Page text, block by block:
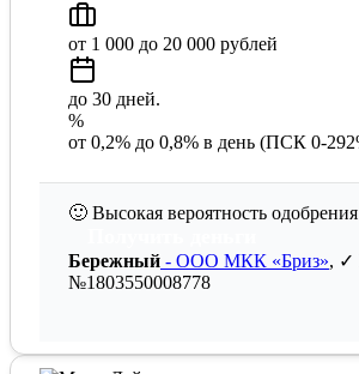
от 1 000 до 20 000 рублей
до 30 дней.
%
от 0,2% до 0,8% в день (ПСК 0-
🙂 Высокая вероятность одобрения
Бережный - ООО МКК «Бриз», ✓
№1803550008778